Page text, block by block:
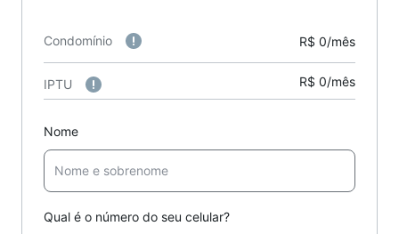
Condomínio R$ 0/mês
IPTU R$ 0/mês
Nome
Qual é o número do seu celular?